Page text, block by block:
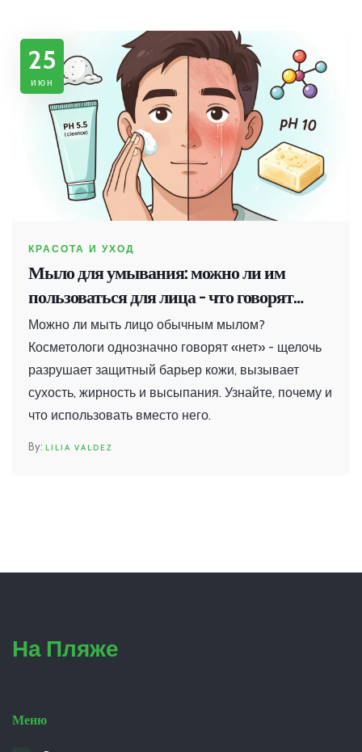
25
июн
КРАСОТА И УХОД
Мыло для умывания: можно ли им
пользоваться для лица - что говорят
косметологи
Можно ли мыть лицо обычным мылом?
Косметологи однозначно говорят «нет» - щелочь
разрушает защитный барьер кожи, вызывает
сухость, жирность и высыпания. Узнайте, почему и
что использовать вместо него.
LILIA VALDEZ
На Пляже
Меню